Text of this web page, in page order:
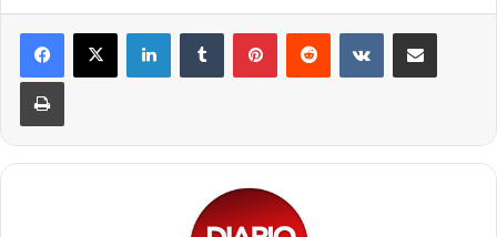
LinkedInTumblr PinterestReddit VKontakteCompartir por correo
Imprimir